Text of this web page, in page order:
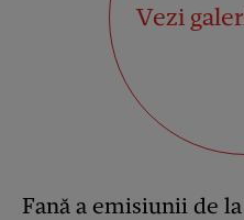
Vezi
Fană a emisiunii de